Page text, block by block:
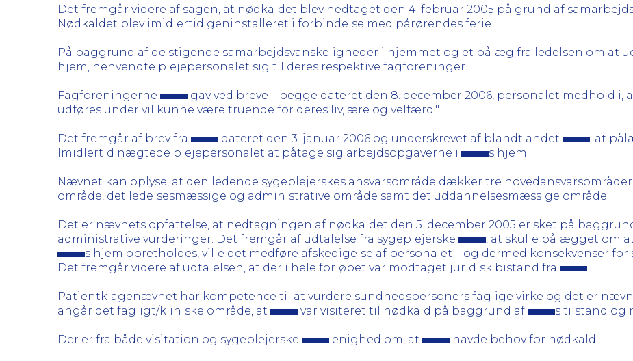
Det fremgår videre af sagen, at nødkaldet blev nedtaget den 4. februar 2005 på grund af
Nødkaldet blev imidlertid geninstalleret i forbindelse med pårørendes ferie.
På baggrund af de stigende samarbejdsvanskeligheder i hjemmet og et pålæg fra ledelsen om at
hjem, henvendte plejepersonalet sig til deres respektive fagforeninger.
Fagforeningerne
gav ved breve – begge dateret den 8. december 2006, personalet medhold i,
udføres under vil kunne være truende for deres liv, ære og velfærd.".
Det fremgår af brev fra dateret den 3. januar 2006 og underskrevet af blandt andet
, at
Imidlertid nægtede plejepersonalet at påtage sig arbejdsopgaverne i
s hjem.
Nævnet kan oplyse, at den ledende sygeplejerskes ansvarsområde dækker tre
område, det ledelsesmæssige og administrative område samt det uddannelsesmæssige område.
Det er nævnets opfattelse, at nedtagningen af nødkaldet den 5. december 2005 er sket på
administrative vurderinger. Det fremgår af udtalelse fra sygeplejerske
, at skulle pålægget om
s hjem opretholdes, ville det medføre afskedigelse af personalet – og dermed konsekvenser
Det fremgår videre af udtalelsen, at der i hele forløbet var modtaget juridisk bistand fra
.
Patientklagenævnet har kompetence til at vurdere sundhedspersoners faglige virke og det er
angår det fagligt/kliniske område, at
var visiteret til nødkald på baggrund af s tilstand og
Der er fra både visitation og sygeplejerske enighed om, at havde behov for nødkald.